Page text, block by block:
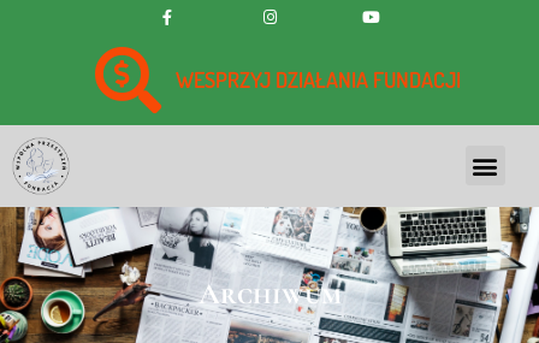
WESPRZYJ DZIAŁANIA FUNDACJI
Archiwum